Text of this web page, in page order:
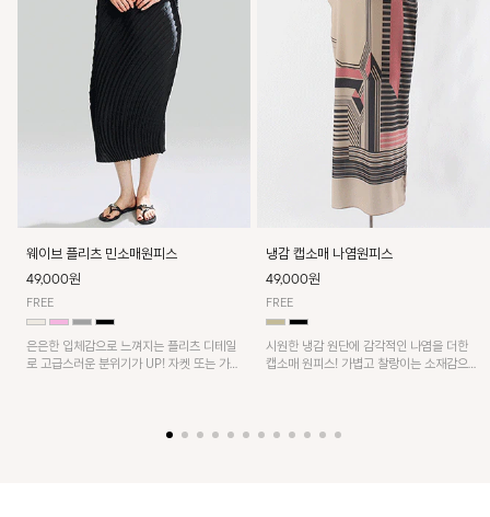
웨이브 플리츠 민소매원피스
49,000원
FREE
은은한 입체감으로 느껴지는 플리츠 디테일
로 고급스러운 분위기가 UP! 자켓 또는 가디
냉감 캡소매 나염원피스
49,000원
FREE
시원한 냉감 원단에 감각적인 나염을 더한
캡소매 원피스! 가볍고 찰랑이는 소재감으로